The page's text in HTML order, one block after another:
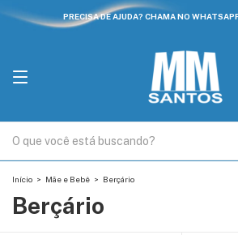
PRECISA DE AJUDA? CHAMA NO
Início > Mãe e Bebê > Berçário
Berçário